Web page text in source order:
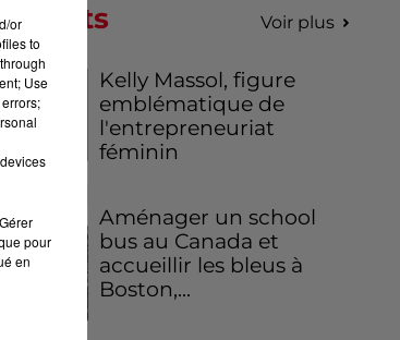
Voir plus
Kelly Massol, figure
emblématique de
l'entrepreneuriat
féminin
Aménager un school
bus au Canada et
accueillir les bleus à
Boston,...
or
to
Use
pour
en